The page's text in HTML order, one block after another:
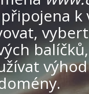
k